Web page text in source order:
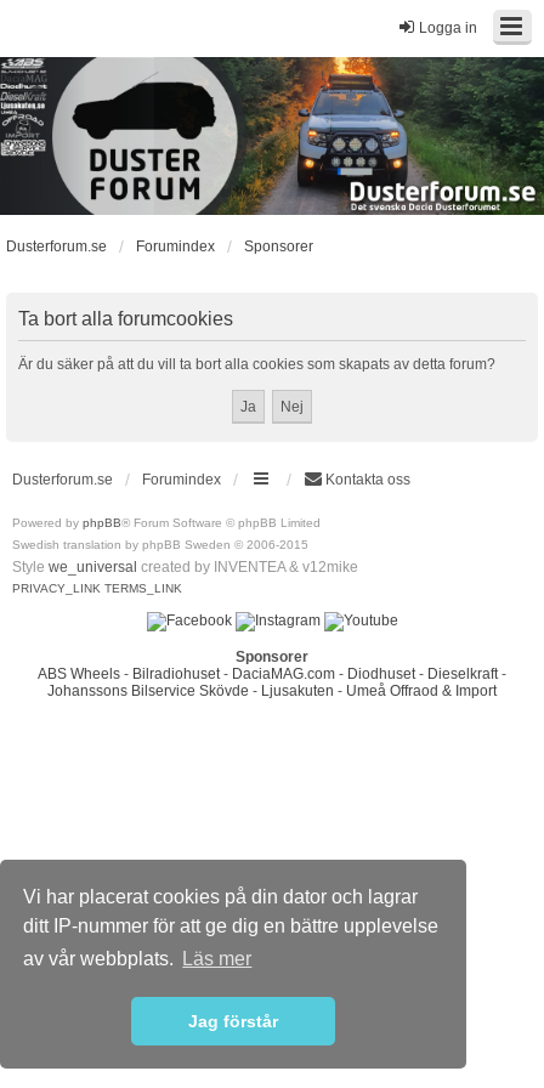
Vi har placerat cookies på din dator och lagrar
ditt IP-nummer för att ge dig en bättre upplevelse
av vår webbplats.
Läs mer
Jag förstår
Logga in
Dusterforum.se Forumindex Sponsorer
Ta bort alla forumcookies
Är du säker på att du vill ta bort alla cookies som skapats av detta forum?
Dusterforum.se Forumindex Kontakta oss
Powered by phpBB® Forum Software © phpBB Limited
Swedish translation by phpBB Sweden © 2006-2015
Style we_universal created by INVENTEA & v12mike
PRIVACY_LINK TERMS_LINK
Sponsorer
ABS Wheels - Bilradiohuset- DaciaMAG.com - Diodhuset- Dieselkraft-
Johanssons Bilservice Skövde - Ljusakuten - Umeå Offraod & Import